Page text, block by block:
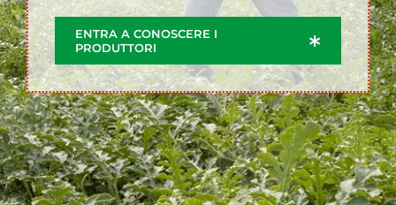
ENTRA A CONOSCERE I
PRODUTTORI